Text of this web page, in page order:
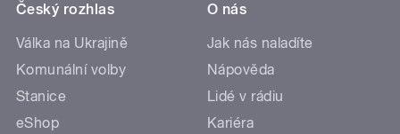
Český rozhlas
Válka na Ukrajině
Komunální volby
Stanice
eShop
O nás
Jak nás naladíte
Nápověda
Lidé v rádiu
Kariéra